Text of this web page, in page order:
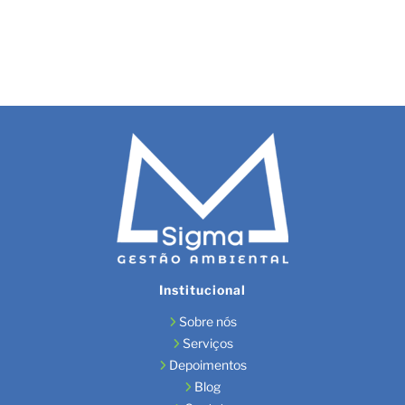
Institucional
Sobre nós
Serviços
Depoimentos
Blog